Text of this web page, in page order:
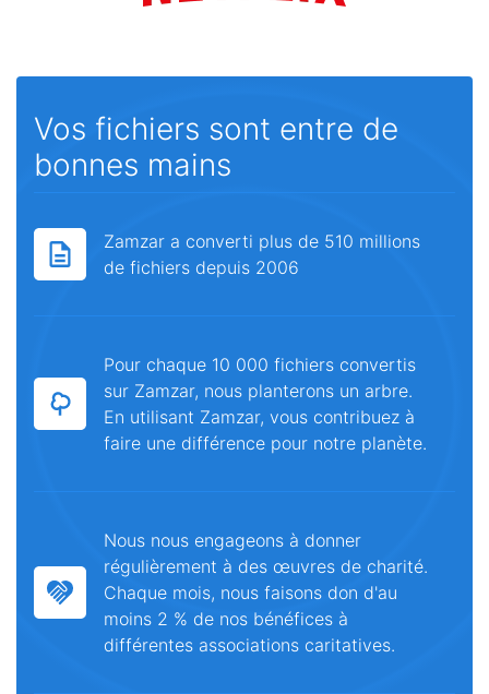
Vos fichiers sont entre de
bonnes mains
Zamzar a converti plus de 510 millions
de fichiers depuis 2006
Pour chaque 10 000 fichiers convertis
sur Zamzar, nous planterons un arbre.
En utilisant Zamzar, vous contribuez à
faire une différence pour notre planète.
Nous nous engageons à donner
régulièrement à des œuvres de charité.
Chaque mois, nous faisons don d'au
moins 2 % de nos bénéfices à
différentes associations caritatives.